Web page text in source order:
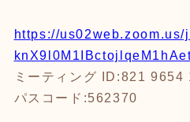
https://
ミーティング ID:821 9654
パスコード:562370